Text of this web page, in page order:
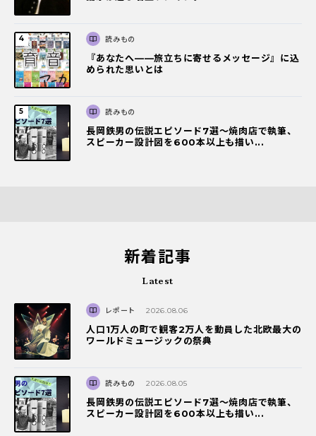
読みもの
『あなたへ――旅立ちに寄せるメッセージ』に込
められた思いとは
読みもの
長岡鉄男の伝説エピソード7選〜焼肉店で執筆、
スピーカー設計図を600本以上も描い...
新着記事
Latest
レポート 2026.08.06
人口1万人の町で観客2万人を動員した北欧最大の
ワールドミュージックの祭典
読みもの 2026.08.05
長岡鉄男の伝説エピソード7選〜焼肉店で執筆、
スピーカー設計図を600本以上も描い...